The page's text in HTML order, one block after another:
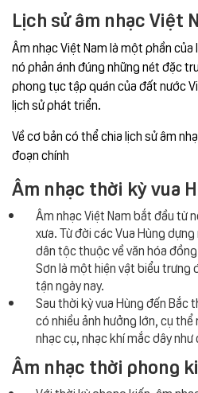
Lịch sử âm nhạc Việt
Âm nhạc Việt Nam là một phần của
nó phản ánh đúng những nét đặc
phong tục tập quán của đất nước
lịch sử phát triển.
Về cơ bản có thể chia lịch sử âm
đoạn chính
Âm nhạc thời kỳ vua
Âm nhạc Việt Nam bắt đầu từ
xưa. Từ đời các Vua Hùng
dân tộc thuộc về văn hóa
Sơn là một hiện vật biểu trưng
tận ngày nay.
Sau thời kỳ vua Hùng đến Bắc
có nhiều ảnh hưởng lớn, cụ
nhạc cụ, nhạc khí mắc dây như
Âm nhạc thời phong